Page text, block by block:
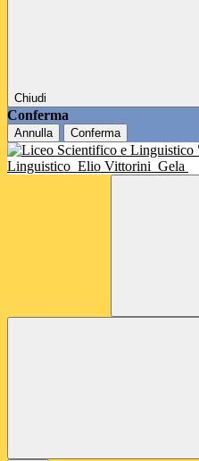
Chiudi
Conferma
Annulla Conferma
Linguistico Elio Vittorini Gela